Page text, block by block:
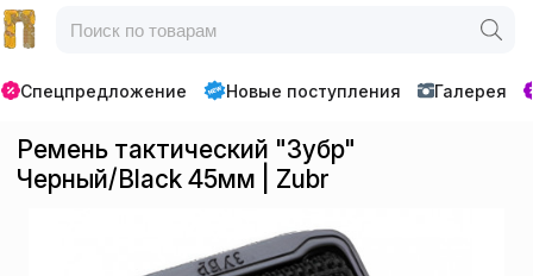
Спецпредложение Новые поступления Галерея
Ремень тактический "Зубр"
Черный/Black 45мм | Zubr